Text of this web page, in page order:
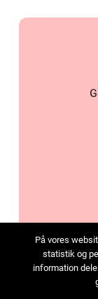
På vores
statistik og
information